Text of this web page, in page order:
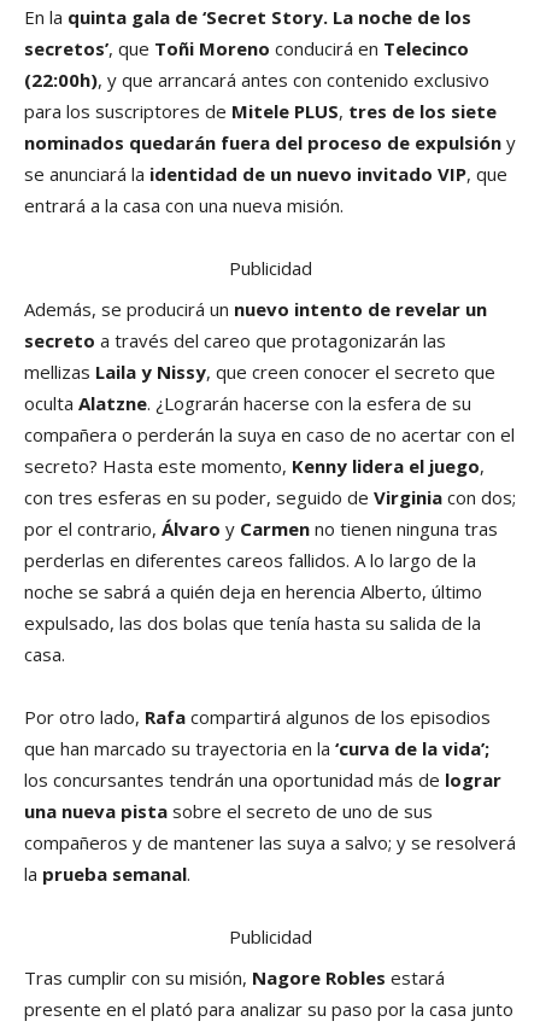
En la quinta gala de ‘Secret Story. La noche de los
secretos’, que Toñi Moreno conducirá en Telecinco
(22:00h), y que arrancará antes con contenido exclusivo
para los suscriptores de Mitele PLUS, tres de los siete
nominados quedarán fuera del proceso de expulsión y
se anunciará la identidad de un nuevo invitado VIP, que
entrará a la casa con una nueva misión.
Publicidad
Además, se producirá un nuevo intento de revelar un
secreto a través del careo que protagonizarán las
mellizas Laila y Nissy, que creen conocer el secreto que
oculta Alatzne. ¿Lograrán hacerse con la esfera de su
compañera o perderán la suya en caso de no acertar con el
secreto? Hasta este momento, Kenny lidera el juego,
con tres esferas en su poder, seguido de Virginia con dos;
por el contrario, Álvaro y Carmen no tienen ninguna tras
perderlas en diferentes careos fallidos. A lo largo de la
noche se sabrá a quién deja en herencia Alberto, último
expulsado, las dos bolas que tenía hasta su salida de la
casa.
Por otro lado, Rafa compartirá algunos de los episodios
que han marcado su trayectoria en la ‘curva de la vida’;
los concursantes tendrán una oportunidad más de lograr
una nueva pista sobre el secreto de uno de sus
compañeros y de mantener las suya a salvo; y se resolverá
la prueba semanal.
Publicidad
Tras cumplir con su misión, Nagore Robles estará
presente en el plató para analizar su paso por la casa junto